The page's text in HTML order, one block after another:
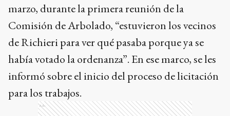
marzo, durante la primera reunión de la
Comisión de Arbolado, “estuvieron los vecinos
de Richieri para ver qué pasaba porque ya se
había votado la ordenanza”. En ese marco, se les
informó sobre el inicio del proceso de licitación
para los trabajos.
Ads